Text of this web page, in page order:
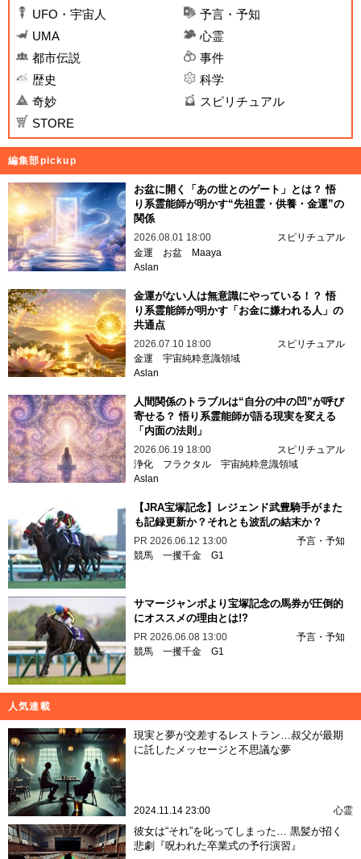
UFO・宇宙人
予言・予知
UMA
心霊
都市伝説
事件
歴史
科学
奇妙
スピリチュアル
STORE
編集部pickup
お盆に開く「あの世とのゲート」とは？ 悟
り系霊能師が明かす“先祖霊・供養・金運”の
関係
2026.08.01 18:00
スピリチュアル
金運
お盆
Maaya
Aslan
金運がない人は無意識にやっている！？ 悟
り系霊能師が明かす「お金に嫌われる人」の
共通点
2026.07.10 18:00
スピリチュアル
金運 宇宙純粋意識領域
Aslan
人間関係のトラブルは“自分の中の凹”が呼び
寄せる？ 悟り系霊能師が語る現実を変える
「内面の法則」
2026.06.19 18:00
スピリチュアル
浄化
フラクタル 宇宙純粋意識領域
Aslan
【JRA宝塚記念】レジェンド武豊騎手がまた
も記録更新か？それとも波乱の結末か？
PR 2026.06.12 13:00
予言・予知
競馬 一攫千金 G1
サマージャンボより宝塚記念の馬券が圧倒的
にオススメの理由とは!?
PR 2026.06.08 13:00
予言・予知
競馬 一攫千金 G1
人気連載
現実と夢が交差するレストラン…叔父が最期
に託したメッセージと不思議な夢
2024.11.14 23:00 心霊
彼女は“それ”を叱ってしまった… 黒髪が招く
悲劇『呪われた卒業式の予行演習』